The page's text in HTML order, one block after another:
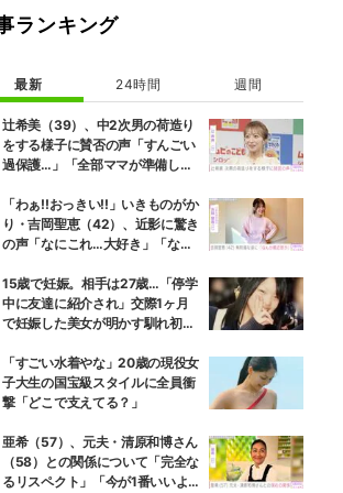
ランキング
最新 24時間 週間
辻希美（39）、中2次男の荷造り
をする様子に賛否の声「すんごい
過保護…」「全部ママが準備して
「わぁ!!おっきい!!」いきものがか
り・吉岡聖恵（42）、近影に驚き
の声「なにこれ…大好き」「なん
15歳で妊娠。相手は27歳…「停学
中に友達に紹介され」交際1ヶ月
で妊娠した美女が明かす馴れ初め
絶句
「すごい水着やな」20歳の現役女
子大生の国宝級スタイルに全員衝
撃「どこで支えてる？」
亜希（57）、元夫・清原和博さん
（58）との関係について「完全な
るリスペクト」「今が1番いいよ